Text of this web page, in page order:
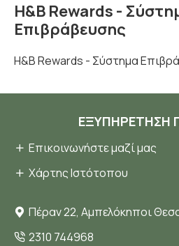
H&B Rewards -
Επιβράβευσης
H&B Rewards - Σύστημα
ΕΞΥΠΗΡΈΤΗΣΗ
Επικοινωνήστε μαζί μας
Χάρτης Ιστότοπου
Πέραν 22, Αμπελόκηποι
2310 744968